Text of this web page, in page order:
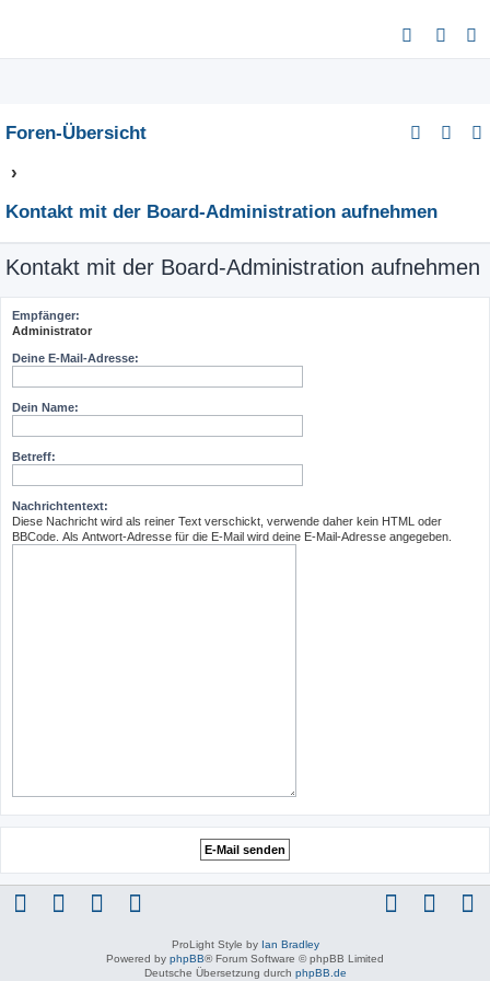
u
e
Foren-Übersicht
Kontakt mit der Board-Administration aufnehmen
Kontakt mit der Board-Administration aufnehmen
Empfänger:
Administrator
Deine E-Mail-Adresse:
Dein Name:
Betreff:
Nachrichtentext:
Diese Nachricht wird als reiner Text verschickt, verwende daher kein HTML oder
BBCode. Als Antwort-Adresse für die E-Mail wird deine E-Mail-Adresse angegeben.
ProLight Style by Ian Bradley
Powered by phpBB® Forum Software © phpBB Limited
Deutsche Übersetzung durch phpBB.de